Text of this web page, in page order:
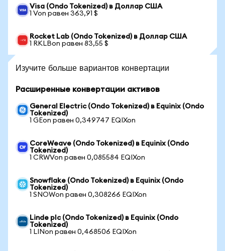
Visa (Ondo Tokenized) в Доллар США
1 Von равен 363,91 $
Rocket Lab (Ondo Tokenized) в Доллар США
1 RKLBon равен 83,55 $
Изучите больше вариантов конвертации
Расширенные конвертации активов
General Electric (Ondo Tokenized) в Equinix (Ondo
Tokenized)
1 GEon равен 0,349747 EQIXon
CoreWeave (Ondo Tokenized) в Equinix (Ondo
Tokenized)
1 CRWVon равен 0,085584 EQIXon
Snowflake (Ondo Tokenized) в Equinix (Ondo
Tokenized)
1 SNOWon равен 0,308266 EQIXon
Linde plc (Ondo Tokenized) в Equinix (Ondo
Tokenized)
1 LINon равен 0,468506 EQIXon